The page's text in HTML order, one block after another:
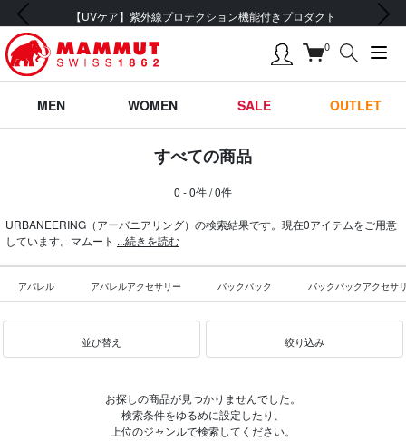
【UVケア】紫外線プロテクション機能付きプロダクト
前の画像 次の画像
0
MEN WOMEN SALE OUTLET
すべての商品
0 - 0件 / 0件
URBANEERING（アーバニアリング）の検索結果です。現在0アイテムをご用意
しています。マムート ...続きを読む
アパレル アパレルアクセサリー バックパック バックパックアクセサ
並び替え 絞り込み
お探しの商品が見つかりませんでした。
検索条件をゆるめに設定したり、
上位のジャンルで検索してください。